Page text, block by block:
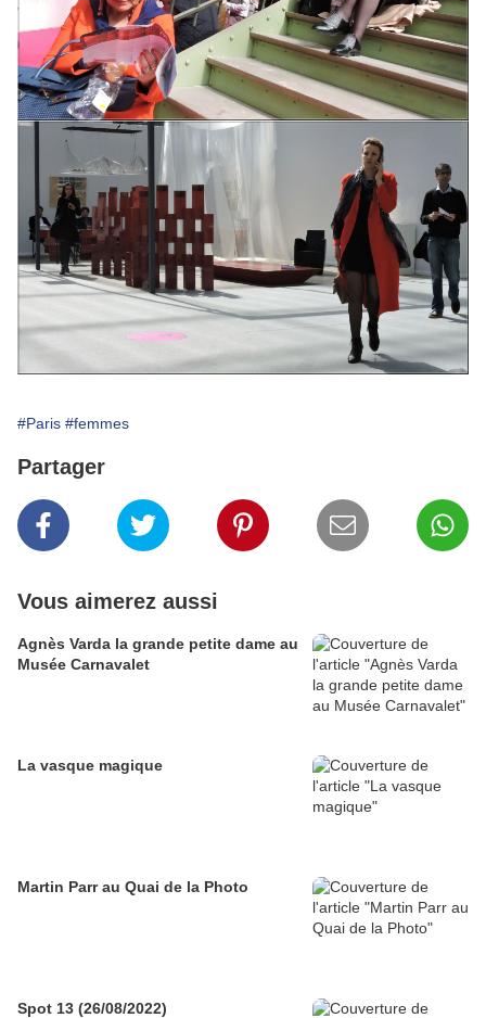
#Paris #femmes
Partager
Vous aimerez aussi
Agnès Varda la grande petite dame au
Musée Carnavalet
La vasque magique
Martin Parr au Quai de la Photo
Spot 13 (26/08/2022)